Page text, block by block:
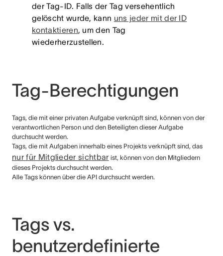
der Tag-ID. Falls der Tag versehentlich
gelöscht wurde, kann uns jeder mit der ID
kontaktieren, um den Tag
wiederherzustellen.
Tag-Berechtigungen
Tags, die mit einer privaten Aufgabe verknüpft sind, können von der
verantwortlichen Person und den Beteiligten dieser Aufgabe
durchsucht werden.
Tags, die mit Aufgaben innerhalb eines Projekts verknüpft sind, das
nur für Mitglieder sichtbar ist, können von den Mitgliedern
dieses Projekts durchsucht werden.
Alle Tags können über die API durchsucht werden.
Tags vs.
benutzerdefinierte